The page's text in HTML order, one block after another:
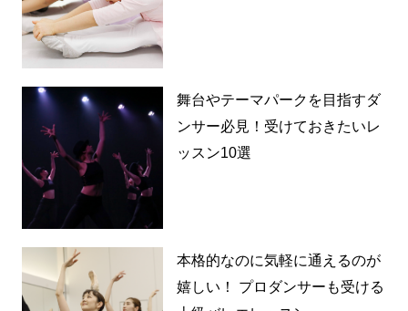
舞台やテーマパークを目指すダ
ンサー必見！受けておきたいレ
ッスン10選
本格的なのに気軽に通えるのが
嬉しい！ プロダンサーも受ける